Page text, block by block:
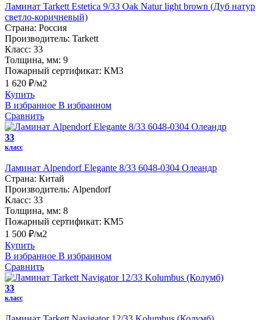
Ламинат Tarkett Estetica 9/33 Oak Natur light brown (Дуб натур
светло-коричневый)
Страна: Россия
Производитель: Tarkett
Класс: 33
Толщина, мм: 9
Пожарный сертификат: КМ3
1 620 ₽/м2
Купить
В избранное В избранном
Сравнить
33
класс
Ламинат Alpendorf Elegante 8/33 6048-0304 Олеандр
Страна: Китай
Производитель: Alpendorf
Класс: 33
Толщина, мм: 8
Пожарный сертификат: КМ5
1 500 ₽/м2
Купить
В избранное В избранном
Сравнить
33
класс